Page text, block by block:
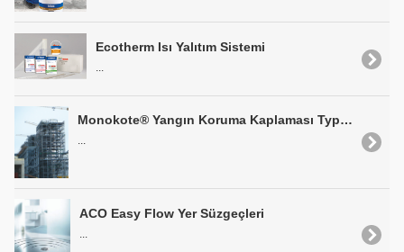
Ecotherm Isı Yalıtım Sistemi
...
Monokote® Yangın Koruma Kaplaması Type MK-6s
...
ACO Easy Flow Yer Süzgeçleri